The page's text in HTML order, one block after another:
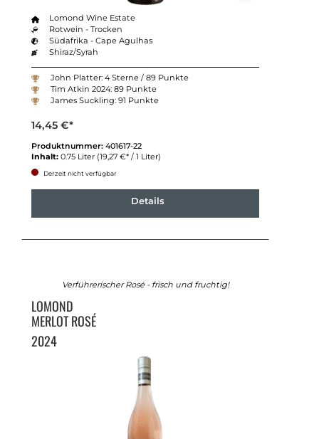
Lomond Wine Estate
Rotwein - Trocken
Südafrika - Cape Agulhas
Shiraz/Syrah
John Platter: 4 Sterne / 89 Punkte
Tim Atkin 2024: 89 Punkte
James Suckling: 91 Punkte
14,45 €*
Produktnummer: 401617-22
Inhalt: 0.75 Liter (19,27 €* / 1 Liter)
Derzeit nicht verfügbar
Details
Verführerischer Rosé - frisch und fruchtig!
LOMOND
MERLOT ROSÉ
2024